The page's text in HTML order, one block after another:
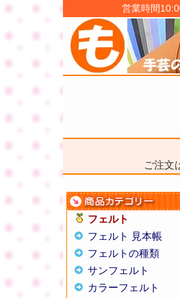
営業時間
ご注文
フェルト
フェルト 見本帳
フェルトの種類
サンフェルト
カラーフェルト